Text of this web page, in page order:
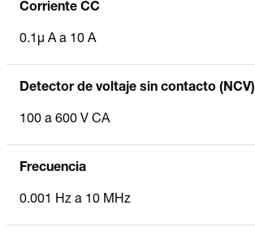
Corriente CC
0.1µ A a 10 A
Detector de voltaje sin contacto (NCV)
100 a 600 V CA
Frecuencia
0.001 Hz a 10 MHz